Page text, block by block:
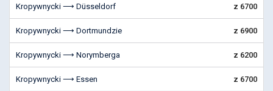
Kropywnycki ⟶ Düsseldorf z 6700
Kropywnycki ⟶ Dortmundzie z 6900
Kropywnycki ⟶ Norymberga z 6200
Kropywnycki ⟶ Essen z 6700